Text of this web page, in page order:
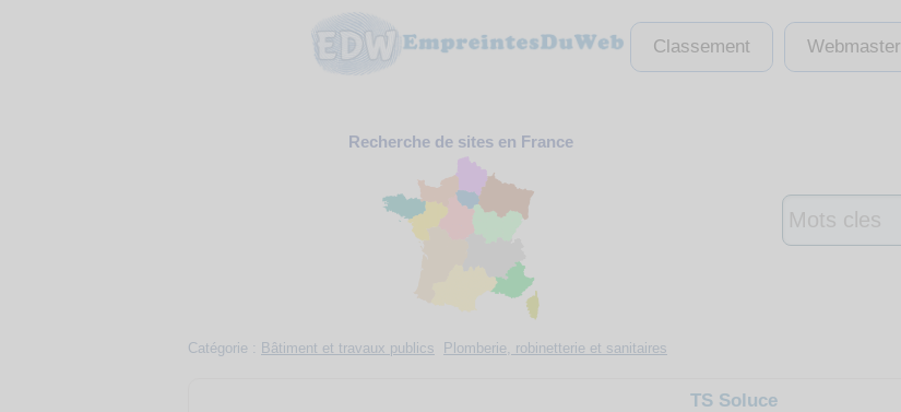
Classement Webmaster
Recherche de sites en France
Catégorie : Bâtiment et travaux publics Plomberie, robinetterie et sanitaires
TS Soluce